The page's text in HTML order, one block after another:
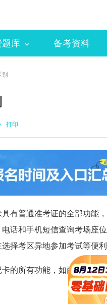
题库 备考资料
打印
有普通准考证的全部功能
话和手机短信查询考场座
择考区异地参加考试等便利
的所有功能，如商户消费、